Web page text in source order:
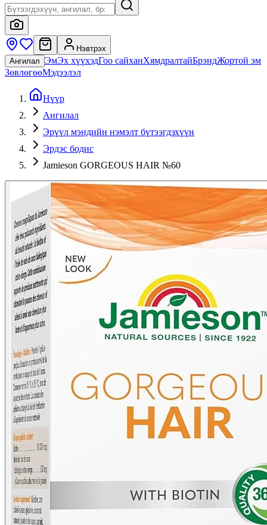
Нэвтрэх
Ангилал ЭмЭх хүүхэдГоо сайханХямдралтайБрэндЖортой эм
ЗөвлөгөөМэдээлэл
Нүүр
Ангилал
Эрүүл мэндийн нэмэлт бүтээгдэхүүн
Эрдэс бодис
Jamieson GORGEOUS HAIR №60